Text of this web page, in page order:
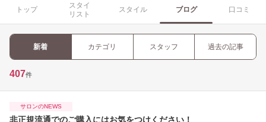
トップ
スタイ
リスト
スタイル ブログ 口コミ
新着 カテゴリ スタッフ 過去の記事
407件
サロンのNEWS
非正規流通でのご購入にはお気をつけください！